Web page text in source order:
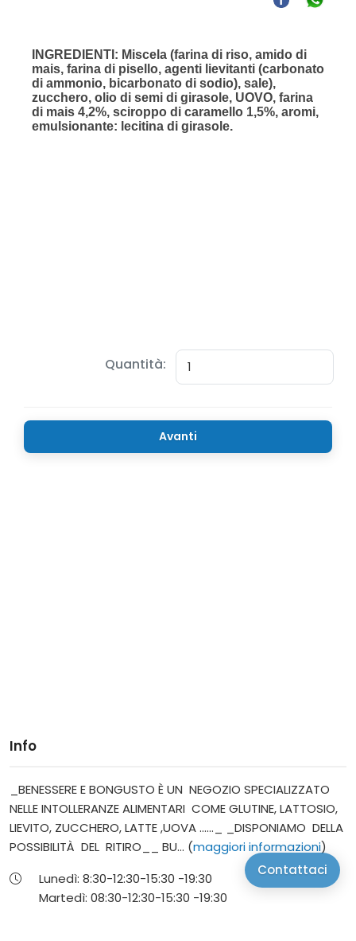
Contattaci
Quantità:
Avanti
Info
_BENESSERE E BONGUSTO È UN NEGOZIO SPECIALIZZATO
NELLE INTOLLERANZE ALIMENTARI COME GLUTINE, LATTOSIO,
LIEVITO, ZUCCHERO, LATTE ,UOVA ......_ _DISPONIAMO DELLA
POSSIBILITÀ DEL RITIRO__ BU... (maggiori informazioni)
Lunedì:8:30-12:30-15:30 -19:30
Martedì:08:30-12:30-15:30 -19:30